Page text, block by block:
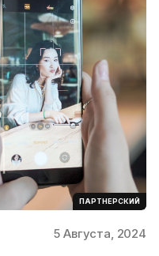
ПАРТНЕРСКИЙ
5 Августа, 2024